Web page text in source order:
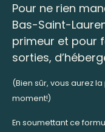
Pour ne rien
Bas-Saint-
primeur et pour
sorties,
(Bien sûr, vous aurez
moment!)
En soumettant ce